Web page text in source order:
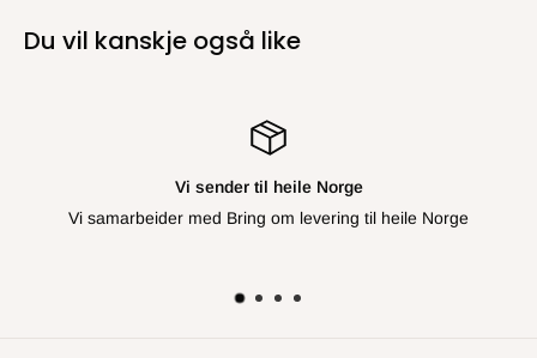
Du vil kanskje også like
Vi sender til heile Norge
med Bring om levering til heile Norge